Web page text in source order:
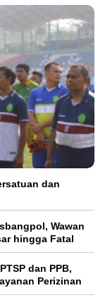
dan
Wawan
hingga Fatal
dan PPB,
Perizinan